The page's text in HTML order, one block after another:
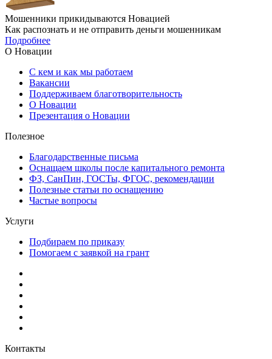
Мошенники прикидываются Новацией
Как распознать и не отправить деньги мошенникам
Подробнее
О Новации
С кем и как мы работаем
Вакансии
Поддерживаем благотворительность
О Новации
Презентация о Новации
Полезное
Благодарственные письма
Оснащаем школы после капитального ремонта
ФЗ, СанПин, ГОСТы, ФГОС, рекомендации
Полезные статьи по оснащению
Частые вопросы
Услуги
Подбираем по приказу
Помогаем с заявкой на грант
Контакты